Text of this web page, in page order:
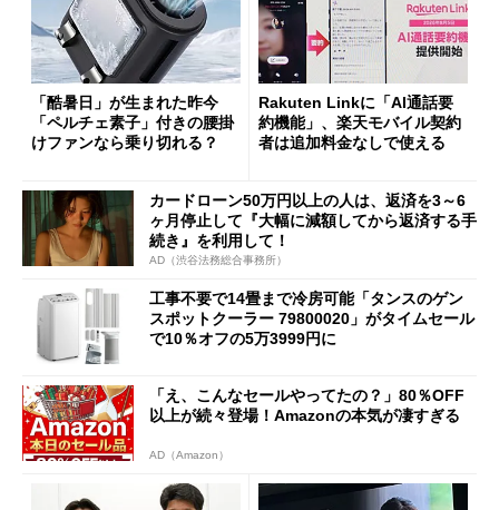
「酷暑日」が生まれた昨今
「ペルチェ素子」付きの腰掛
けファンなら乗り切れる？
Rakuten Linkに「AI通話要
約機能」、楽天モバイル契約
者は追加料金なしで使える
カードローン50万円以上の人は、返済を3～6
ヶ月停止して『大幅に減額してから返済する手
続き』を利用して！
AD（渋谷法務総合事務所）
工事不要で14畳まで冷房可能「タンスのゲン
スポットクーラー 79800020」がタイムセール
で10％オフの5万3999円に
「え、こんなセールやってたの？」80％OFF
以上が続々登場！Amazonの本気が凄すぎる
AD（Amazon）